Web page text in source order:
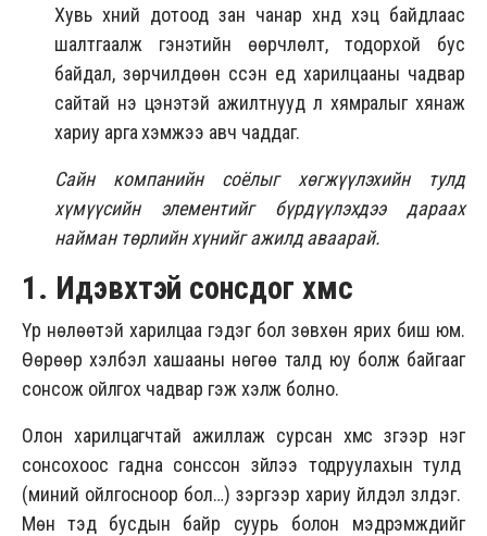
Хувь хүний дотоод зан чанар хүнд хэцүү байдлаас
шалтгаалж гэнэтийн өөрчлөлт, тодорхой бус
байдал, зөрчилдөөн үүссэн үед харилцааны чадвар
сайтай үнэ цэнэтэй ажилтнууд л хямралыг хянаж
хариу арга хэмжээ авч чаддаг.
Сайн компанийн соёлыг хөгжүүлэхийн тулд
хүмүүсийн элементийг бүрдүүлэхдээ дараах
найман төрлийн хүнийг ажилд аваарай.
1. Идэвхтэй сонсдог хүмүүс
Үр нөлөөтэй харилцаа гэдэг бол зөвхөн ярих биш юм.
Өөрөөр хэлбэл хашааны нөгөө талд юу болж байгааг
сонсож ойлгох чадвар гэж хэлж болно.
Олон харилцагчтай ажиллаж сурсан хүмүүс зүгээр нэг
сонсохоос гадна сонссон зүйлээ тодруулахын тулд
(миний ойлгосноор бол…) зэргээр хариу үйлдэл үзүүлдэг.
Мөн тэд бусдын байр суурь болон мэдрэмжүүдийг